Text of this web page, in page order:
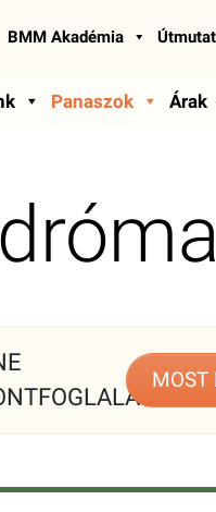
BMM Akadémia
Panaszok Árak
MOST